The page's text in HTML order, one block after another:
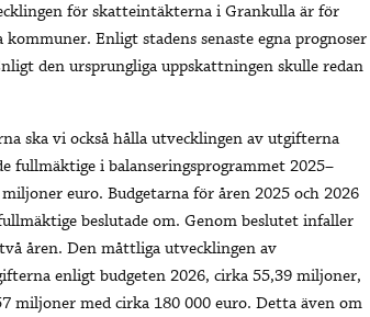
för skatteintäkterna i Grankulla är för
Enligt stadens senaste egna prognoser
den ursprungliga uppskattningen skulle redan
ska vi också hålla utvecklingen av utgifterna
fullmäktige i balanseringsprogrammet 2025–
euro. Budgetarna för åren 2025 och 2026
beslutade om. Genom beslutet infaller
åren. Den måttliga utvecklingen av
enligt budgeten 2026, cirka 55,39 miljoner,
miljoner med cirka 180 000 euro. Detta även om